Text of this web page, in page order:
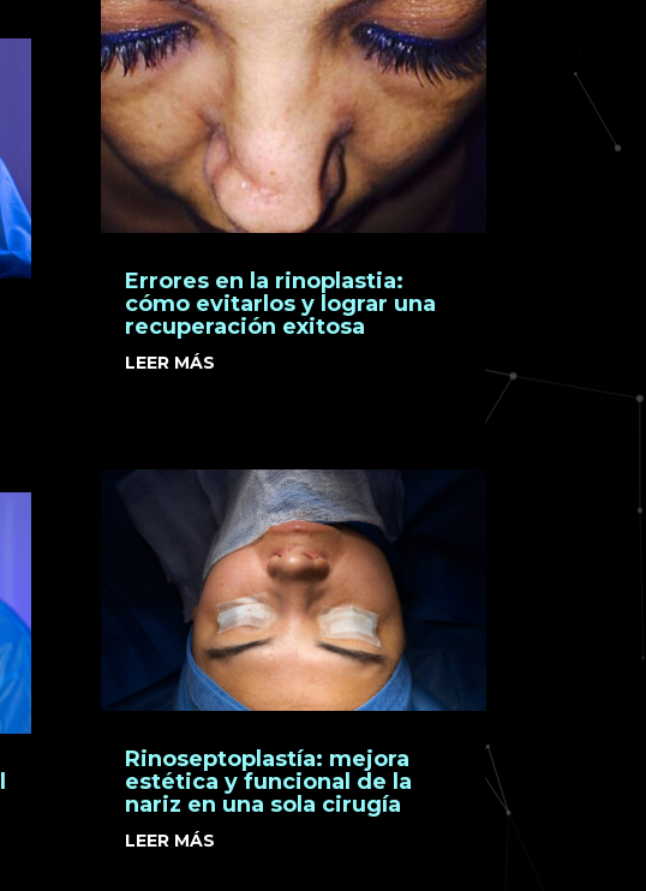
Errores en la rinoplastia:
cómo evitarlos y lograr una
recuperación exitosa
LEER MÁS
Rinoseptoplastía: mejora
estética y funcional de la
nariz en una sola cirugía
LEER MÁS